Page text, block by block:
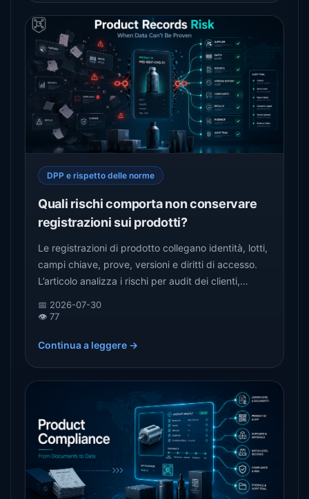
DPP e rispetto delle norme
Quali rischi comporta non conservare
registrazioni sui prodotti?
Le registrazioni di prodotto collegano identità, lotti,
campi chiave, prove, versioni e diritti di accesso.
L’articolo analizza i rischi per audit dei clienti,
commerciali e ricostruzione futura dei dati.
📅 2026-07-30
👁️ 77
Continua a leggere →